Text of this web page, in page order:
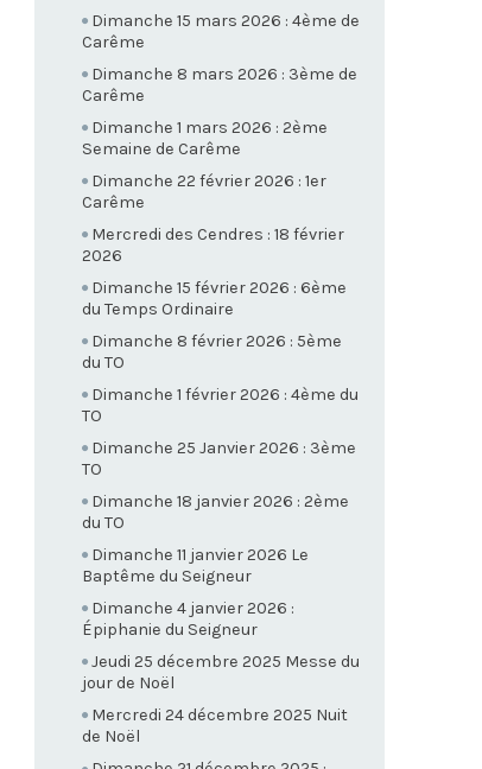
Dimanche 15 mars 2026 : 4ème de
Carême
Dimanche 8 mars 2026 : 3ème de
Carême
Dimanche 1 mars 2026 : 2ème
Semaine de Carême
Dimanche 22 février 2026 : 1er
Carême
Mercredi des Cendres : 18 février
2026
Dimanche 15 février 2026 : 6ème
du Temps Ordinaire
Dimanche 8 février 2026 : 5ème
du TO
Dimanche 1 février 2026 : 4ème du
TO
Dimanche 25 Janvier 2026 : 3ème
TO
Dimanche 18 janvier 2026 : 2ème
du TO
Dimanche 11 janvier 2026 Le
Baptême du Seigneur
Dimanche 4 janvier 2026 :
Épiphanie du Seigneur
Jeudi 25 décembre 2025 Messe du
jour de Noël
Mercredi 24 décembre 2025 Nuit
de Noël